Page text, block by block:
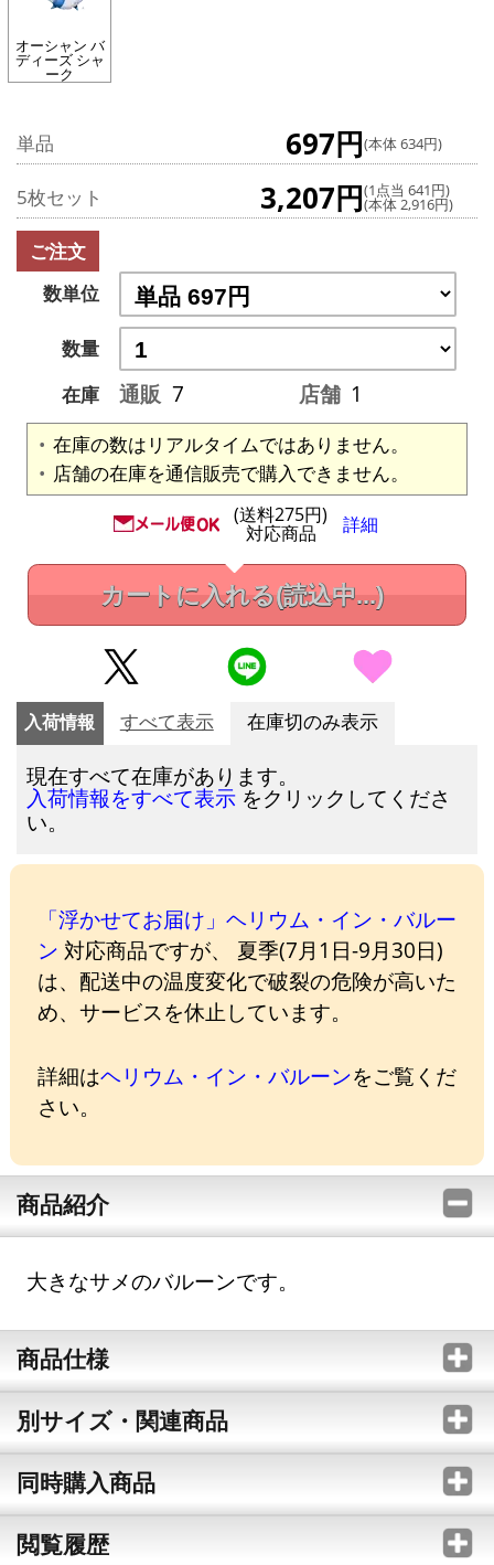
オーシャン バ
ディーズ シャ
ーク
単品 697円(本体 634円)
5枚セット 3,207円(1点当 641円)
(本体 2,916円)
ご注文
数単位
数量
在庫
通販 7 店舗 1
在庫の数はリアルタイムではありません。
店舗の在庫を通信販売で購入できません。
(送料275円)
対応商品 詳細
カートに入れる(読込中...)
入荷情報 すべて表示 在庫切のみ表示
現在すべて在庫があります。
入荷情報をすべて表示 をクリックしてくださ
い。
「浮かせてお届け」ヘリウム・イン・バルー
ン 対応商品ですが、 夏季(7月1日-9月30日)
は、配送中の温度変化で破裂の危険が高いた
め、サービスを休止しています。
詳細はヘリウム・イン・バルーンをご覧くだ
さい。
商品紹介
大きなサメのバルーンです。
商品仕様
別サイズ・関連商品
同時購入商品
閲覧履歴